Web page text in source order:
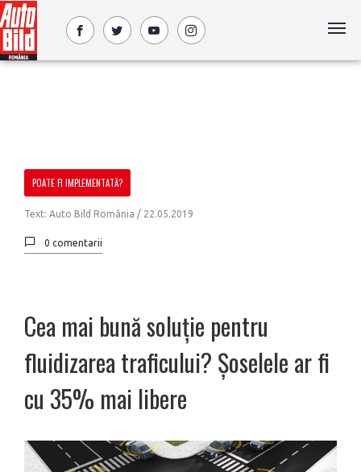
POATE FI IMPLEMENTATĂ?
Text: Auto Bild România / 22.05.2019
0 comentarii
Cea mai bună soluție pentru
fluidizarea traficului? Șoselele ar fi
cu 35% mai libere